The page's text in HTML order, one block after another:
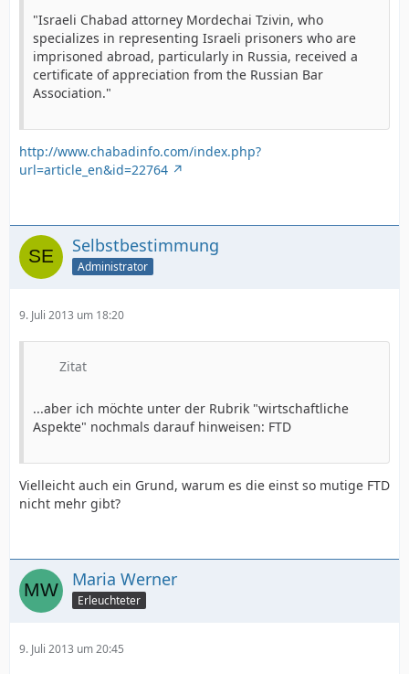
"Israeli Chabad attorney Mordechai Tzivin, who
specializes in representing Israeli prisoners who are
imprisoned abroad, particularly in Russia, received a
certificate of appreciation from the Russian Bar
Association."
http://www.chabadinfo.com/index.php?
url=article_en&id=22764
Selbstbestimmung
Administrator
9. Juli 2013 um 18:20
Zitat
...aber ich möchte unter der Rubrik "wirtschaftliche
Aspekte" nochmals darauf hinweisen: FTD
Vielleicht auch ein Grund, warum es die einst so mutige FTD
nicht mehr gibt?
Maria Werner
Erleuchteter
9. Juli 2013 um 20:45